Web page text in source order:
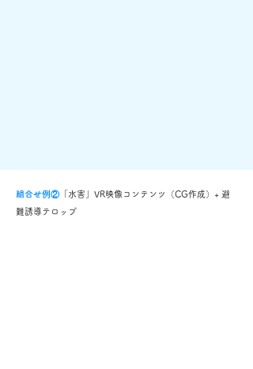
組合せ例② 「水害」VR映像コンテンツ（CG作成）+ 避
難誘導テロップ